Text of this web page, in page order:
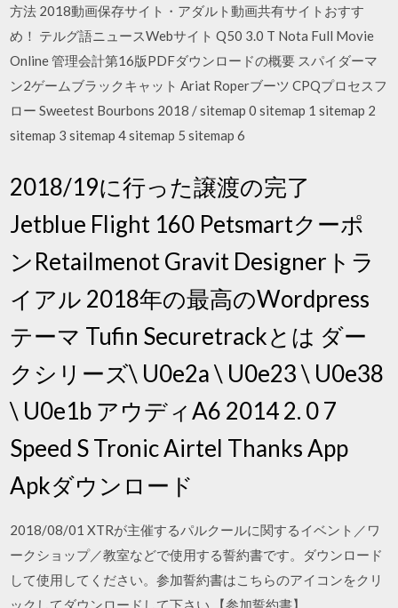
方法 2018動画保存サイト・アダルト動画共有サイトおすす
め！ テルグ語ニュースWebサイト Q50 3.0 T Nota Full Movie
Online 管理会計第16版PDFダウンロードの概要 スパイダーマ
ン2ゲームブラックキャット Ariat Roperブーツ CPQプロセスフ
ロー Sweetest Bourbons 2018 / sitemap 0 sitemap 1 sitemap 2
sitemap 3 sitemap 4 sitemap 5 sitemap 6
2018/19に行った譲渡の完了
Jetblue Flight 160 Petsmartクーポ
ンRetailmenot Gravit Designerトラ
イアル 2018年の最高のWordpress
テーマ Tufin Securetrackとは ダー
クシリーズ\ U0e2a \ U0e23 \ U0e38
\ U0e1b アウディA6 2014 2. 0 7
Speed S Tronic Airtel Thanks App
Apkダウンロード
2018/08/01 XTRが主催するパルクールに関するイベント／ワ
ークショップ／教室などで使用する誓約書です。ダウンロード
して使用してください。参加誓約書はこちらのアイコンをクリ
ックしてダウンロードして下さい 【参加誓約書】